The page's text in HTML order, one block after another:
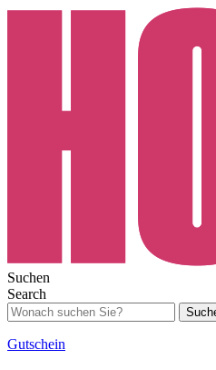
Suchen
Search
Gutschein